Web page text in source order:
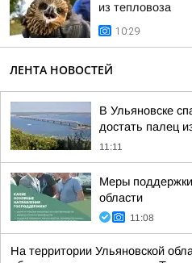
из тепловоза
10:29
ЛЕНТА НОВОСТЕЙ
В Ульяновске
достать палец
11:11
Меры поддержки
области
11:08
На территории Ульяновской